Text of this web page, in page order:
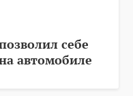
себе
автомобиле